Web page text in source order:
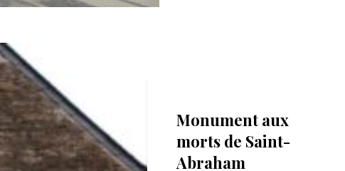
Monument aux
morts de Saint-
Abraham